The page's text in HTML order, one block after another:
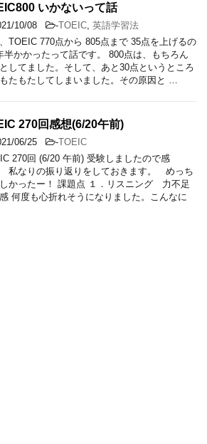
いかないって話
10/08 -TOEIC 英語学習法
TOEIC 770点から 805点まで 35点を上げるの
半かかったって話です。 800点は、もちろん
してました。そして、あと30点というところ
たもたしてしまいました。その原因と …
270回感想(6/20午前)
06/25 -TOEIC
270回 (6/20 午前) 受験しましたので感
私なりの振り返りをしておきます。 めっち
かったー！ 課題点 １．リスニング 力不足
何度も心折れそうになりました。こんなに